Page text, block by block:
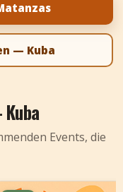
— Kuba
Events, die